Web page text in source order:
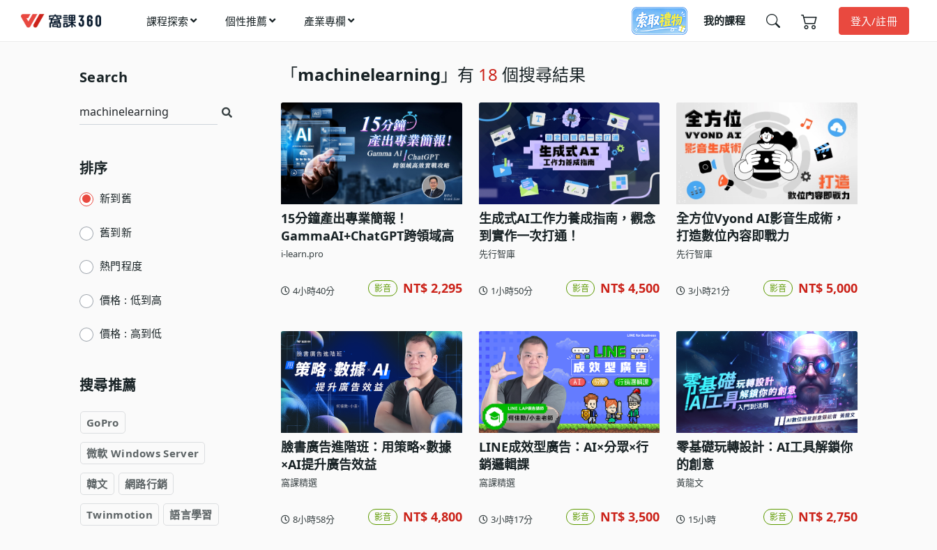
課程探索
多媒體動畫
網路管理
語言學習
免費課程
個性推薦
創造者
產業專欄
影像動畫
語言學習
商業行銷
資訊科技
設計應用
健康生活
理財投資
我的課程 登入/註冊
今天想要學什麼?
窩課推薦給您
Search
排序
新到舊
舊到新
熱門程度
價格 : 低到高
價格 : 高到低
搜尋推薦
GoPro
微軟 Windows Server
韓文 網路行銷
Twinmotion 語言學習
「machinelearning 」有 18 個搜尋結果
15分鐘產出專業簡報！
GammaAI+ChatGPT跨領域高
效實戰攻略
i-learn.pro
4小時40分 影音 NT$ 2,295
生成式AI工作力養成指南，觀念
到實作一次打通！
先行智庫
1小時50分 影音 NT$ 4,500
全方位Vyond AI影音生成術，
打造數位內容即戰力
先行智庫
3小時21分 影音 NT$ 5,000
臉書廣告進階班：用策略×數據
×AI提升廣告效益
窩課精選
8小時58分 影音 NT$ 4,800
LINE成效型廣告：AI×分眾×行
銷邏輯課
窩課精選
3小時17分 影音 NT$ 3,500
零基礎玩轉設計：AI工具解鎖你
的創意
黃龍文
15小時 影音 NT$ 2,750